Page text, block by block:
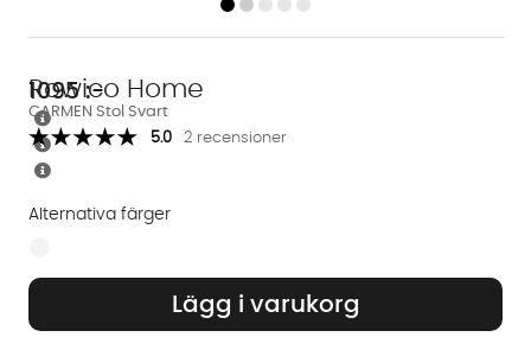
CARMEN Stol Svart
Rowico Home
5.0 2 recensioner
1095:-
Lägg i varukorg
Alternativa färger